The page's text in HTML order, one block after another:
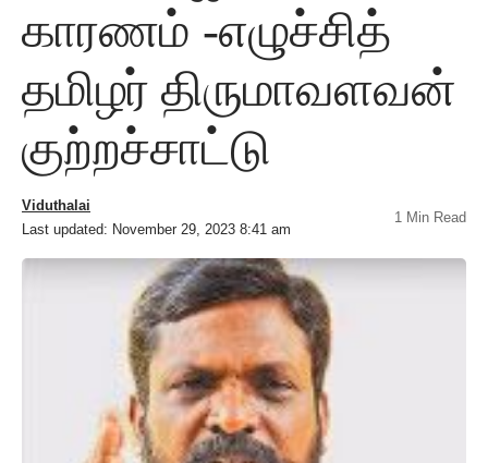
காரணம் -எழுச்சித்
தமிழர் திருமாவளவன்
குற்றச்சாட்டு
Last updated: November 29, 2023 8:41 am
Viduthalai
1 Min Read